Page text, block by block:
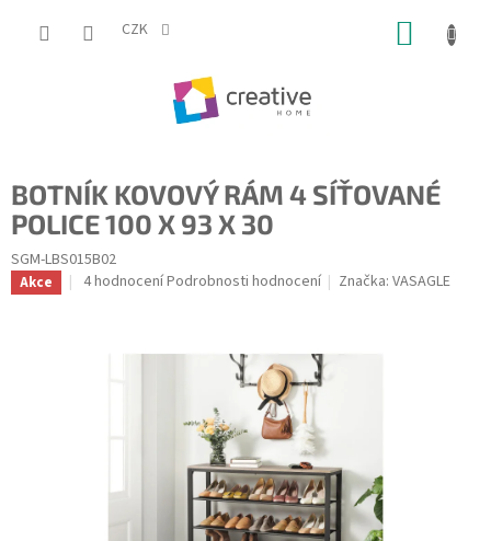
CZK
BOTNÍK KOVOVÝ RÁM 4 SÍŤOVANÉ
POLICE 100 X 93 X 30
SGM-LBS015B02
Akce
Průměrné
4 hodnoceníPodrobnosti hodnocení Značka:VASAGLE